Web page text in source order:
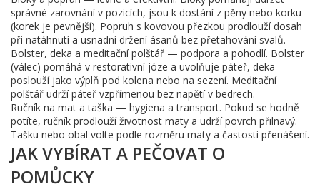
správné zarovnání v pozicích, jsou k dostání z pěny nebo korku
(korek je pevnější). Popruh s kovovou přezkou prodlouží dosah
při natáhnutí a usnadní držení ásanů bez přetahování svalů.
Bolster, deka a meditační polštář — podpora a pohodlí. Bolster
(válec) pomáhá v restorativní józe a uvolňuje páteř, deka
poslouží jako výplň pod kolena nebo na sezení. Meditační
polštář udrží páteř vzpřímenou bez napětí v bedrech.
Ručník na mat a taška — hygiena a transport. Pokud se hodně
potíte, ručník prodlouží životnost maty a udrží povrch přilnavý.
Tašku nebo obal volte podle rozměru maty a častosti přenášení.
JAK VYBÍRAT A PEČOVAT O
POMŮCKY